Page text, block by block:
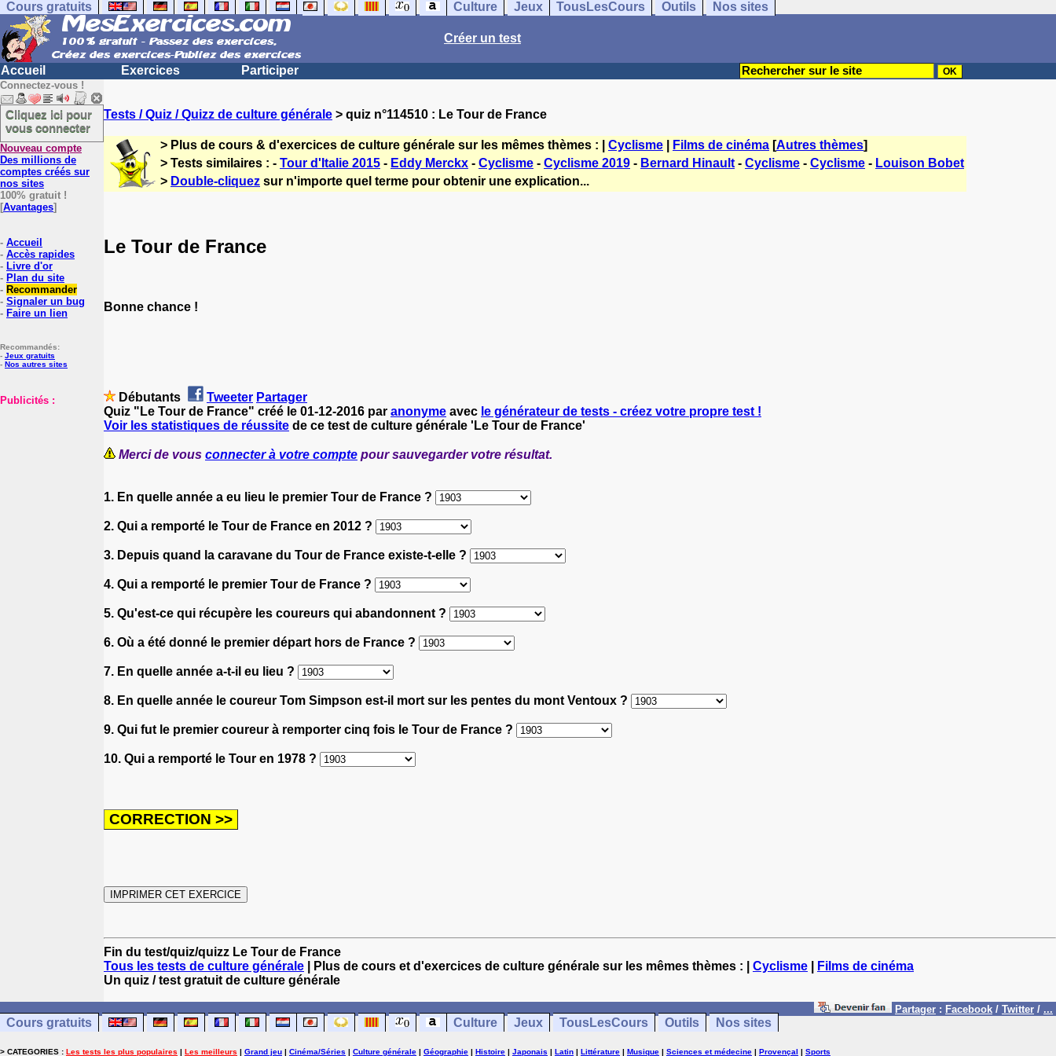
Cours gratuits Culture Jeux TousLesCours Outils Nos sites
Créer un test
Accueil Exercices Participer
Connectez-vous !
Cliquez ici pour
vous connecter
Nouveau compte
Des millions de
comptes créés sur
nos sites
100% gratuit !
[Avantages]
- Accueil
- Accès rapides
- Livre d'or
- Plan du site
- Recommander
- Signaler un bug
- Faire un lien
Recommandés:
- Jeux gratuits
- Nos autres sites
Publicités :
Tests / Quiz / Quizz de culture générale > quiz n°114510 : Le Tour de France
> Plus de cours & d'exercices de culture générale sur les mêmes thèmes : | Cyclisme Films de cinéma [Autres thèmes]
> Tests similaires : - Tour d'Italie 2015 - Eddy Merckx - Cyclisme - Cyclisme 2019 - Bernard Hinault - Cyclisme - Cyclisme - Louison Bobet
> Double-cliquez sur n'importe quel terme pour obtenir une explication...
Le Tour de France
Bonne chance !
Débutants Tweeter Partager
Quiz "Le Tour de France" créé le 01-12-2016 par anonyme avec le générateur de tests - créez votre propre test !
Voir les statistiques de réussite de ce test de culture générale 'Le Tour de France'
Merci de vous connecter à votre compte pour sauvegarder votre résultat.
1. En quelle année a eu lieu le premier Tour de France ?
2. Qui a remporté le Tour de France en 2012 ?
3. Depuis quand la caravane du Tour de France existe-t-elle ?
4. Qui a remporté le premier Tour de France ?
5. Qu'est-ce qui récupère les coureurs qui abandonnent ?
6. Où a été donné le premier départ hors de France ?
7. En quelle année a-t-il eu lieu ?
8. En quelle année le coureur Tom Simpson est-il mort sur les pentes du mont Ventoux ?
9. Qui fut le premier coureur à remporter cinq fois le Tour de France ?
10. Qui a remporté le Tour en 1978 ?
Fin du test/quiz/quizz Le Tour de France
Tous les tests de culture générale | Plus de cours et d'exercices de culture générale sur les mêmes thèmes : | Cyclisme
Films de cinéma
Un quiz / test gratuit de culture générale
Partager : Facebook / Twitter / ...
Cours gratuits Culture Jeux TousLesCours Outils Nos sites
> CATEGORIES : Les tests les plus populaires | Les meilleurs | Grand jeu | Cinéma/Séries | Culture générale | Géographie | Histoire | Japonais | Latin | Littérature | Musique | Sciences et médecine | Provençal | Sports